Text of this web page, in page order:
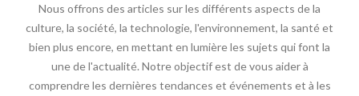
Nous offrons des articles sur les différents aspects de la
culture, la société, la technologie, l'environnement, la santé et
bien plus encore, en mettant en lumière les sujets qui font la
une de l'actualité. Notre objectif est de vous aider à
comprendre les dernières tendances et événements et à les